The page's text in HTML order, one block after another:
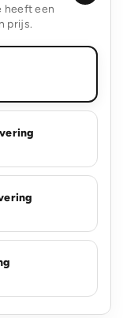
heeft een
prijs.